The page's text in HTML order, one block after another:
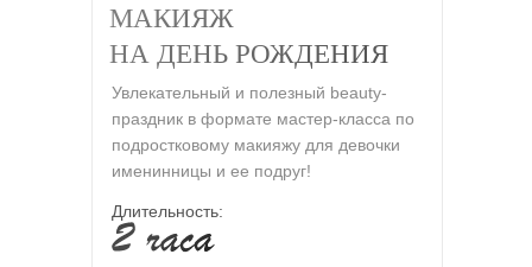
Длительность:
Увлекательный и полезный beauty-
праздник в формате мастер-класса по
подростковому макияжу для девочки
именинницы и ее подруг!
МАКИЯЖ
НА ДЕНЬ РОЖДЕНИЯ